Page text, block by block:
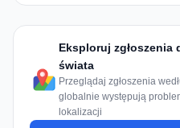
Eksploruj zgłoszenia
świata
Przeglądaj zgłoszenia
globalnie występują
lokalizacji